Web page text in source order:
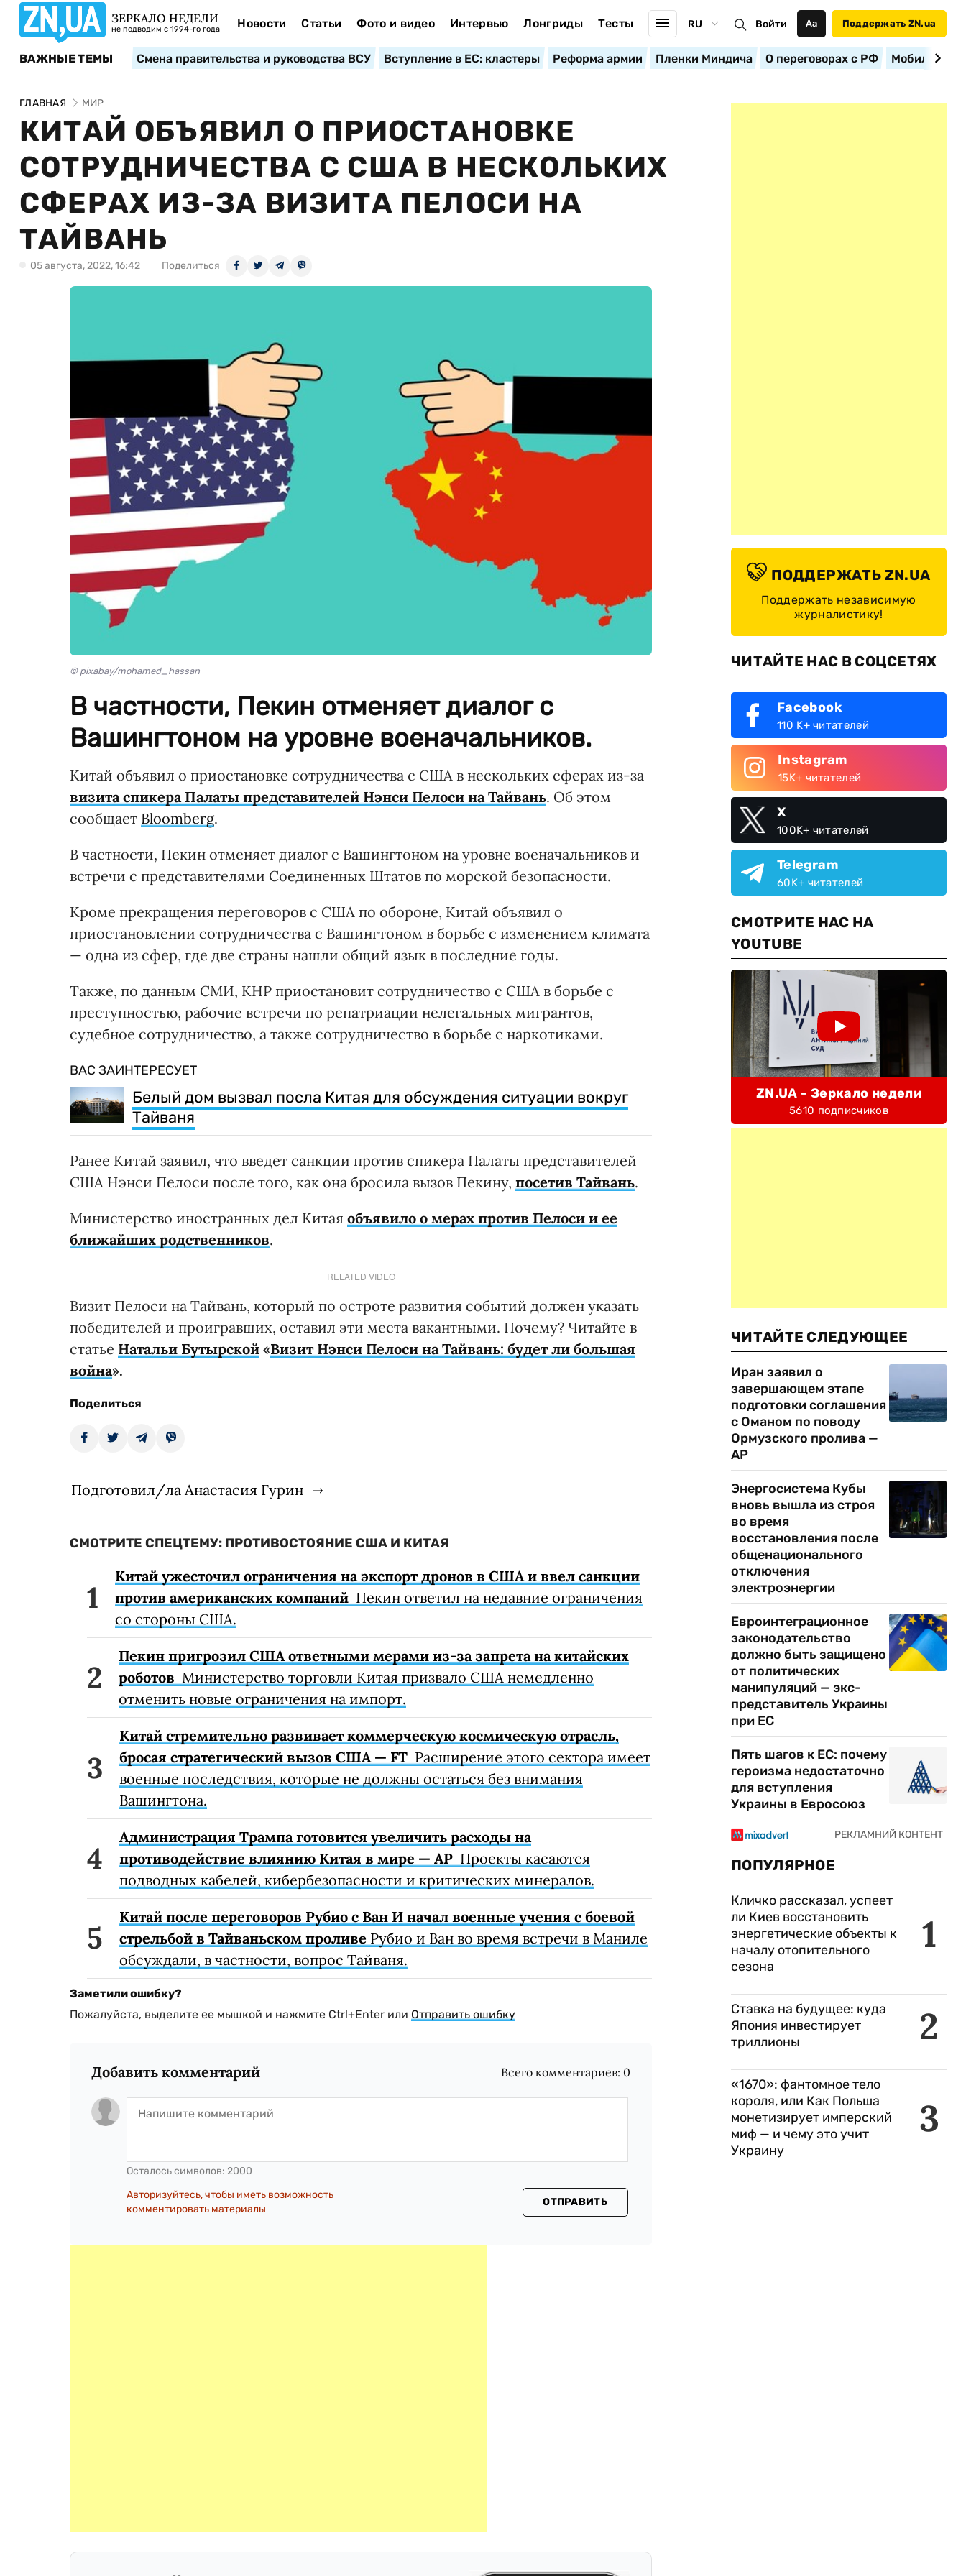
ЗЕРКАЛО НЕДЕЛИ
не подводим с 1994-го года Новости Статьи Фото и видео Интервью Лонгриды Тесты RU Войти Аа Поддержать ZN.ua
ВАЖНЫЕ ТЕМЫ Смена правительства и руководства ВСУ Вступление в ЕС: кластеры Реформа армии Пленки Миндича О переговорах с РФ
ГЛАВНАЯ МИР
КИТАЙ ОБЪЯВИЛ О ПРИОСТАНОВКЕ
СОТРУДНИЧЕСТВА С США В НЕСКОЛЬКИХ
СФЕРАХ ИЗ-ЗА ВИЗИТА ПЕЛОСИ НА
ТАЙВАНЬ
05 августа, 2022, 16:42 Поделиться
© pixabay/mohamed_hassan
В частности, Пекин отменяет диалог с
Вашингтоном на уровне военачальников.
Китай объявил о приостановке сотрудничества с США в нескольких сферах из-за
визита спикера Палаты представителей Нэнси Пелоси на Тайвань. Об этом
сообщает Bloomberg.
В частности, Пекин отменяет диалог с Вашингтоном на уровне военачальников и
встречи с представителями Соединенных Штатов по морской безопасности.
Кроме прекращения переговоров с США по обороне, Китай объявил о
приостановлении сотрудничества с Вашингтоном в борьбе с изменением климата
— одна из сфер, где две страны нашли общий язык в последние годы.
Также, по данным СМИ, КНР приостановит сотрудничество с США в борьбе с
преступностью, рабочие встречи по репатриации нелегальных мигрантов,
судебное сотрудничество, а также сотрудничество в борьбе с наркотиками.
ВАС ЗАИНТЕРЕСУЕТ
Белый дом вызвал посла Китая для обсуждения ситуации вокруг
Тайваня
Ранее Китай заявил, что введет санкции против спикера Палаты представителей
США Нэнси Пелоси после того, как она бросила вызов Пекину, посетив Тайвань.
Министерство иностранных дел Китая объявило о мерах против Пелоси и ее
ближайших родственников.
RELATED VIDEO
Визит Пелоси на Тайвань, который по остроте развития событий должен указать
победителей и проигравших, оставил эти места вакантными. Почему? Читайте в
статье Натальи Бутырской «Визит Нэнси Пелоси на Тайвань: будет ли большая
война».
Поделиться
Подготовил/ла Анастасия Гурин
СМОТРИТЕ СПЕЦТЕМУ: ПРОТИВОСТОЯНИЕ США И КИТАЯ
Китай ужесточил ограничения на экспорт дронов в США и ввел санкции
против американских компаний Пекин ответил на недавние ограничения
со стороны США.
Пекин пригрозил США ответными мерами из-за запрета на китайских
роботов Министерство торговли Китая призвало США немедленно
отменить новые ограничения на импорт.
Китай стремительно развивает коммерческую космическую отрасль,
бросая стратегический вызов США — FT Расширение этого сектора имеет
военные последствия, которые не должны остаться без внимания
Вашингтона.
Администрация Трампа готовится увеличить расходы на
противодействие влиянию Китая в мире — AP Проекты касаются
подводных кабелей, кибербезопасности и критических минералов.
Китай после переговоров Рубио с Ван И начал военные учения с боевой
стрельбой в Тайваньском проливе Рубио и Ван во время встречи в Маниле
обсуждали, в частности, вопрос Тайваня.
Заметили ошибку?
Пожалуйста, выделите ее мышкой и нажмите Ctrl+Enter или Отправить ошибку
Добавить комментарий Всего комментариев: 0
Осталось символов: 2000
Авторизуйтесь, чтобы иметь возможность
комментировать материалы
ОТПРАВИТЬ
ПОДДЕРЖАТЬ ZN.UA
Поддержать независимую
журналистику!
ЧИТАЙТЕ НАС В СОЦСЕТЯХ
Facebook
110 K+ читателей
Instagram
15K+ читателей
X
100K+ читателей
Telegram
60K+ читателей
СМОТРИТЕ НАС НА
YOUTUBE
ZN.UA - Зеркало недели
5610 подписчиков
ЧИТАЙТЕ СЛЕДУЮЩЕЕ
Иран заявил о
завершающем этапе
подготовки соглашения
с Оманом по поводу
Ормузского пролива —
AP
Энергосистема Кубы
вновь вышла из строя
во время
восстановления после
общенационального
отключения
электроэнергии
Евроинтеграционное
законодательство
должно быть защищено
от политических
манипуляций — экс-
представитель Украины
при ЕС
Пять шагов к ЕС: почему
героизма недостаточно
для вступления
Украины в Евросоюз
ПОПУЛЯРНОЕ
1
Кличко рассказал, успеет
ли Киев восстановить
энергетические объекты к
началу отопительного
сезона
2
Ставка на будущее: куда
Япония инвестирует
триллионы
3
«1670»: фантомное тело
короля, или Как Польша
монетизирует имперский
миф — и чему это учит
Украину